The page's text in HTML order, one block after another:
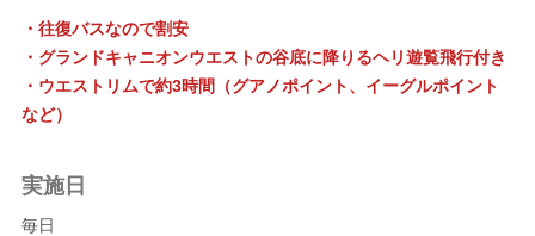
・往復バスなので割安
・グランドキャニオンウエストの谷底に降りるヘリ遊覧飛行付き
・ウエストリムで約3時間（グアノポイント、イーグルポイント
など）
実施日
毎日